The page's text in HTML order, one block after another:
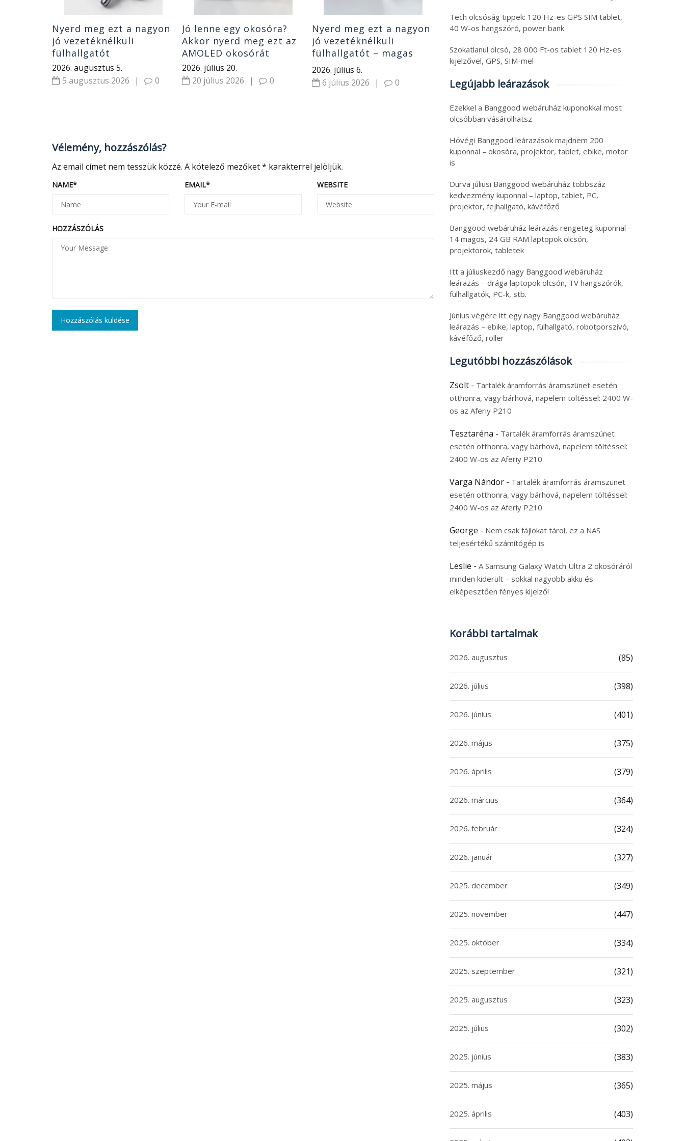
Nyerd meg ezt a nagyon
jó vezetéknélküli
fülhallgatót
2026. augusztus 5.
5 augusztus 2026
| 0
Jó lenne egy okosóra?
Akkor nyerd meg ezt az
AMOLED okosórát
2026. július 20.
20 július 2026
| 0
Nyerd meg ezt a nagyon
jó vezetéknélküli
fülhallgatót – magas
hang minőség, app, EQ!
2026. július 6.
6 július 2026
| 0
Vélemény, hozzászólás?
Az email címet nem tesszük közzé. A kötelező mezőket* karakterrel jelöljük.
NAME* EMAIL* WEBSITE
HOZZÁSZÓLÁS
Tech olcsóság tippek: 120 Hz-es GPS SIM tablet,
40 W-os hangszóró, power bank
Szokatlanul olcsó, 28 000 Ft-os tablet 120 Hz-es
kijelzővel, GPS, SIM-mel
Legújabb leárazások
Ezekkel a Banggood webáruház kuponokkal most
olcsóbban vásárolhatsz
Hóvégi Banggood leárazások majdnem 200
kuponnal – okosóra, projektor, tablet, ebike, motor
is
Durva júliusi Banggood webáruház többszáz
kedvezmény kuponnal – laptop, tablet, PC,
projektor, fejhallgató, kávéfőző
Banggood webáruház leárazás rengeteg kuponnal –
14 magos, 24 GB RAM laptopok olcsón,
projektorok, tabletek
Itt a júliuskezdő nagy Banggood webáruház
leárazás – drága laptopok olcsón, TV hangszórók,
fülhallgatók, PC-k, stb.
Június végére itt egy nagy Banggood webáruház
leárazás – ebike, laptop, fülhallgató, robotporszívó,
kávéfőző, roller
Legutóbbi hozzászólások
Zsolt - Tartalék áramforrás áramszünet esetén
otthonra, vagy bárhová, napelem töltéssel: 2400 W-
os az Aferiy P210
Tesztaréna - Tartalék áramforrás áramszünet
esetén otthonra, vagy bárhová, napelem töltéssel:
2400 W-os az Aferiy P210
Varga Nándor - Tartalék áramforrás áramszünet
esetén otthonra, vagy bárhová, napelem töltéssel:
2400 W-os az Aferiy P210
George - Nem csak fájlokat tárol, ez a NAS
teljesértékű számítógép is
Leslie - A Samsung Galaxy Watch Ultra 2 okosóráról
minden kiderült – sokkal nagyobb akku és
elképesztően fényes kijelző!
Korábbi tartalmak
2026. augusztus (85)
2026. július (398)
2026. június (401)
2026. május (375)
2026. április (379)
2026. március (364)
2026. február (324)
2026. január (327)
2025. december (349)
2025. november (447)
2025. október (334)
2025. szeptember (321)
2025. augusztus (323)
2025. július (302)
2025. június (383)
2025. május (365)
2025. április (403)